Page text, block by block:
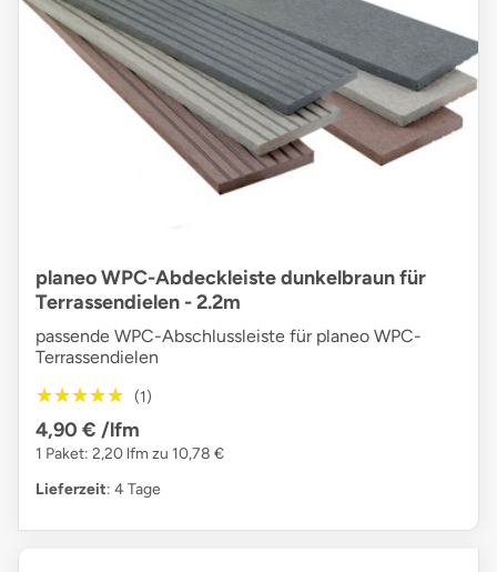
planeo WPC-Abdeckleiste dunkelbraun für
Terrassendielen - 2.2m
passende WPC-Abschlussleiste für planeo WPC-
Terrassendielen
★★★★★
★★★★★ (1)
4,90 € /lfm
1 Paket: 2,20 lfm zu 10,78 €
Lieferzeit: 4 Tage